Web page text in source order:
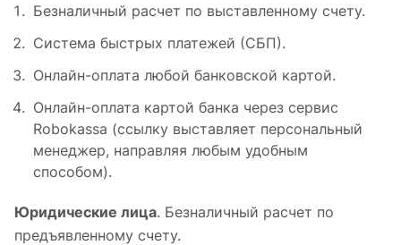
Безналичный расчет по выставленному счету.
Система быстрых платежей (СБП).
Онлайн-оплата любой банковской картой.
Онлайн-оплата картой банка через сервис
Robokassa (ссылку выставляет персональный
менеджер, направляя любым удобным
способом).
Юридические лица. Безналичный расчет по
предъявленному счету.